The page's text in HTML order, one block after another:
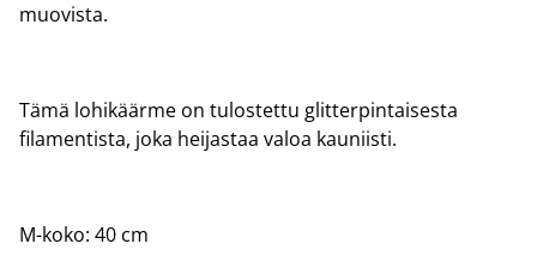
muovista.
Tämä lohikäärme on tulostettu glitterpintaisesta
filamentista, joka heijastaa valoa kauniisti.
M-koko: 40 cm